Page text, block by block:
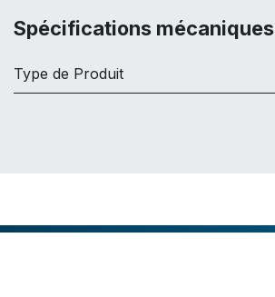
Spécifications mécaniques
Type de Produit